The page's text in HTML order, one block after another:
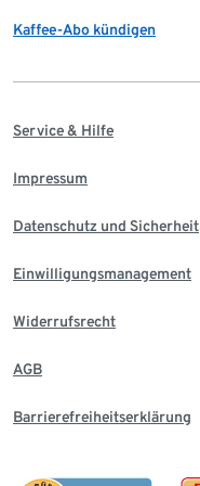
Kaffee-Abo kündigen
Service & Hilfe
Impressum
Datenschutz und Sicherheit
Einwilligungsmanagement
Widerrufsrecht
AGB
Barrierefreiheitserklärung